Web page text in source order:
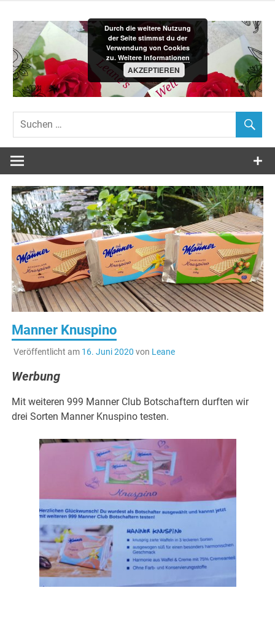
Inhalt
springen
Leane´s-
Welt
Manner Knuspino
Veröffentlicht am 16. Juni 2020 von Leane
Werbung
Mit weiteren 999 Manner Club Botschaftern durften wir
drei Sorten Manner Knuspino testen.
Durch die weitere Nutzung
der Seite stimmst du der
Verwendung von Cookies
zu. Weitere Informationen
AKZEPTIEREN